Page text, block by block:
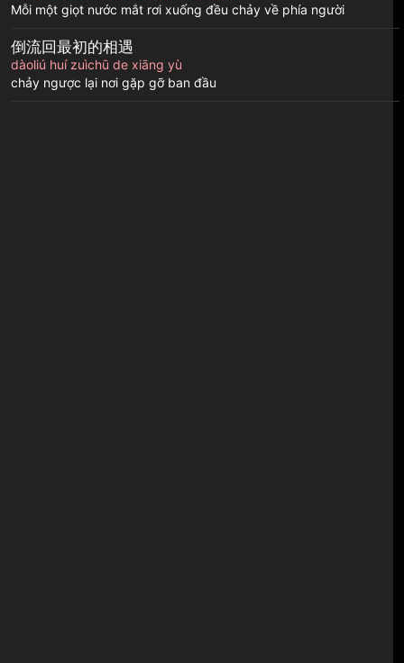
Mỗi một giọt nước mắt rơi xuống đều chảy về phía người
倒流回最初的相遇
dàoliú huí zuìchū de xiāng yù
chảy ngược lại nơi gặp gỡ ban đầu